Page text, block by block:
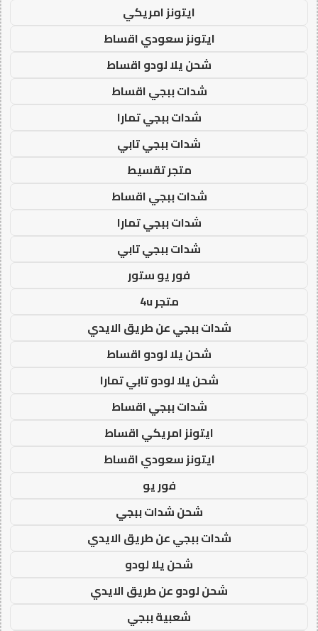
ايتونز امريكي
ايتونز سعودي اقساط
شحن يلا لودو اقساط
شدات ببجي اقساط
شدات ببجي تمارا
شدات ببجي تابي
متجر تقسيط
شدات ببجي اقساط
شدات ببجي تمارا
شدات ببجي تابي
فور يو ستور
متجر 4u
شدات ببجي عن طريق الايدي
شحن يلا لودو اقساط
شحن يلا لودو تابي تمارا
شدات ببجي اقساط
ايتونز امريكي اقساط
ايتونز سعودي اقساط
فور يو
شحن شدات ببجي
شدات ببجي عن طريق الايدي
شحن يلا لودو
شحن لودو عن طريق الايدي
شعبية ببجي